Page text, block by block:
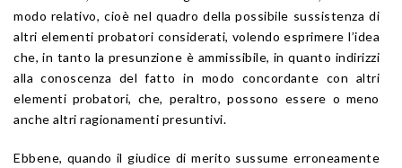
modo relativo, cioè nel quadro della possibile sussistenza di
altri elementi probatori considerati, volendo esprimere l’idea
che, in tanto la presunzione è ammissibile, in quanto indirizzi
alla conoscenza del fatto in modo concordante con altri
elementi probatori, che, peraltro, possono essere o meno
anche altri ragionamenti presuntivi.
Ebbene, quando il giudice di merito sussume erroneamente